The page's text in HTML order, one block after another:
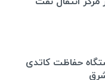
حفاظت کاتدی